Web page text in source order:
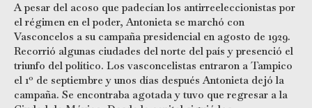
A pesar del acoso que padecían los antirreeleccionistas por
el régimen en el poder, Antonieta se marchó con
Vasconcelos a su campaña presidencial en agosto de 1929.
Recorrió algunas ciudades del norte del país y presenció el
triunfo del político. Los vasconcelistas entraron a Tampico
el 10 de septiembre y unos días después Antonieta dejó la
campaña. Se encontraba agotada y tuvo que regresar a la